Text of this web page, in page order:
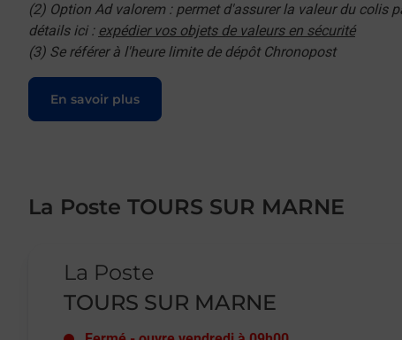
(2) Option Ad valorem : permet d'assurer la valeur du colis
détails ici : expédier vos objets de valeurs en sécurité
(3) Se référer à l'heure limite de dépôt Chronopost
En savoir plus
Le lien s'ouvre dans un nouvel onglet
La Poste TOURS SUR MARNE
La Poste
TOURS SUR MARNE